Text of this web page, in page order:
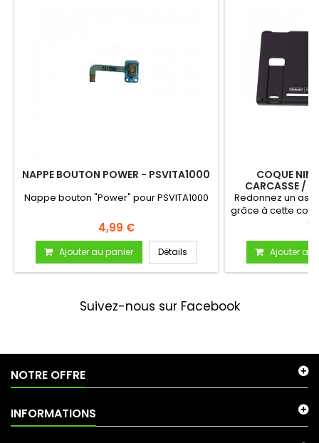
NAPPE BOUTON POWER - PSVITA1000
Nappe bouton "Power" pour PSVITA1000
4,99 €
Ajouter au panier Détails
COQUE
CARCASSE /
Redonnez un
grâce à cette
Ajouter au
Suivez-nous sur Facebook
NOTRE OFFRE
INFORMATIONS